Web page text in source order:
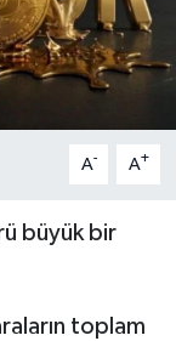
A- A+
büyük bir
toplam